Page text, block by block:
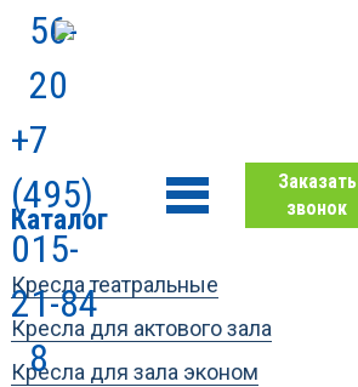
56-
20
+7
(495)
015-
21-84
8
Заказать
звонок
Каталог
Кресла театральные
Кресла для актового зала
Кресла для зала эконом